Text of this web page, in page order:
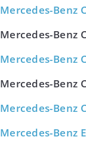
Mercedes-Benz
Mercedes-Benz
Mercedes-Benz
Mercedes-Benz
Mercedes-Benz
Mercedes-Benz